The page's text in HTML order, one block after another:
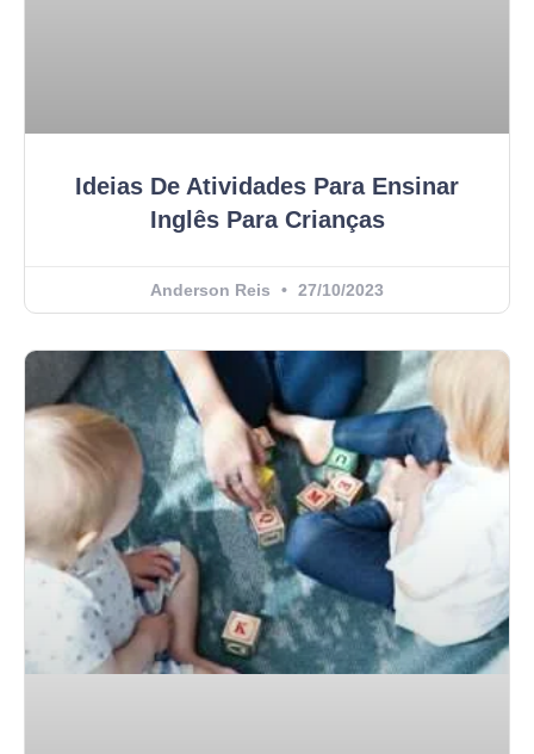
Ideias De Atividades Para Ensinar
Inglês Para Crianças
Anderson Reis 27/10/2023